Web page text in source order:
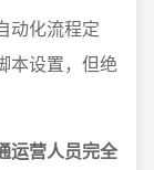
动化流程定
本设置，但绝
运营人员完全